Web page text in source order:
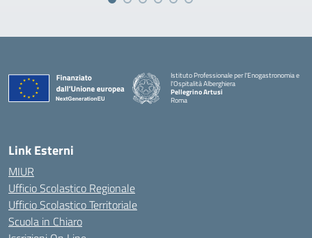
Istituto Professionale per l'Enogastronomia e
l'Ospitalità Alberghiera
Pellegrino Artusi
Roma
Link Esterni
MIUR
Ufficio Scolastico Regionale
Ufficio Scolastico Territoriale
Scuola in Chiaro